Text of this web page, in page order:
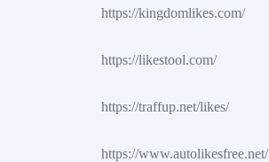
https://kingdomlikes.com/
https://likestool.com/
https://traffup.net/likes/
https://www.autolikesfree.net/